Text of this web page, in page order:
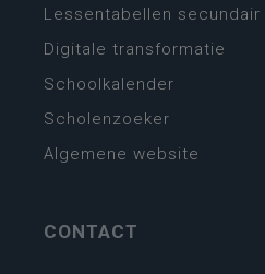
Lessentabellen secundair
Digitale transformatie
Schoolkalender
Scholenzoeker
Algemene website
CONTACT